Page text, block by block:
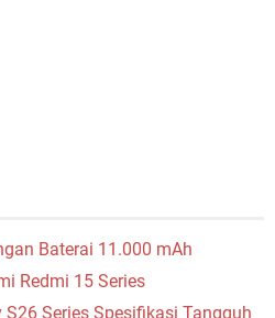
Baterai 11.000 mAh
Redmi 15 Series
Series Spesifikasi Tangguh